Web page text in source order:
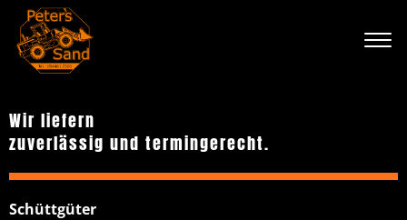
Wir liefern
zuverlässig und termingerecht.
Schüttgüter